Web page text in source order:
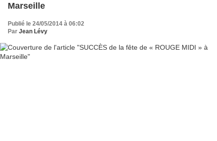
Marseille
Publié le 24/05/2014 à 06:02
Par Jean Lévy